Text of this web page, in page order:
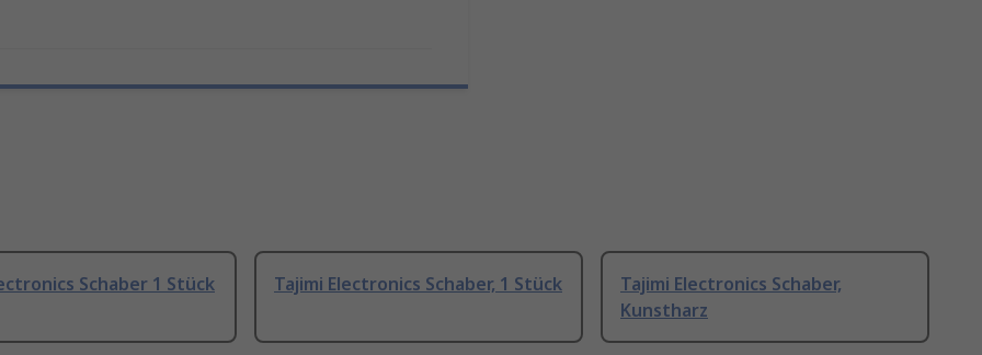
Schaber 1 Stück Tajimi Electronics Schaber, 1 Stück
Tajimi Electronics Schaber,
Kunstharz